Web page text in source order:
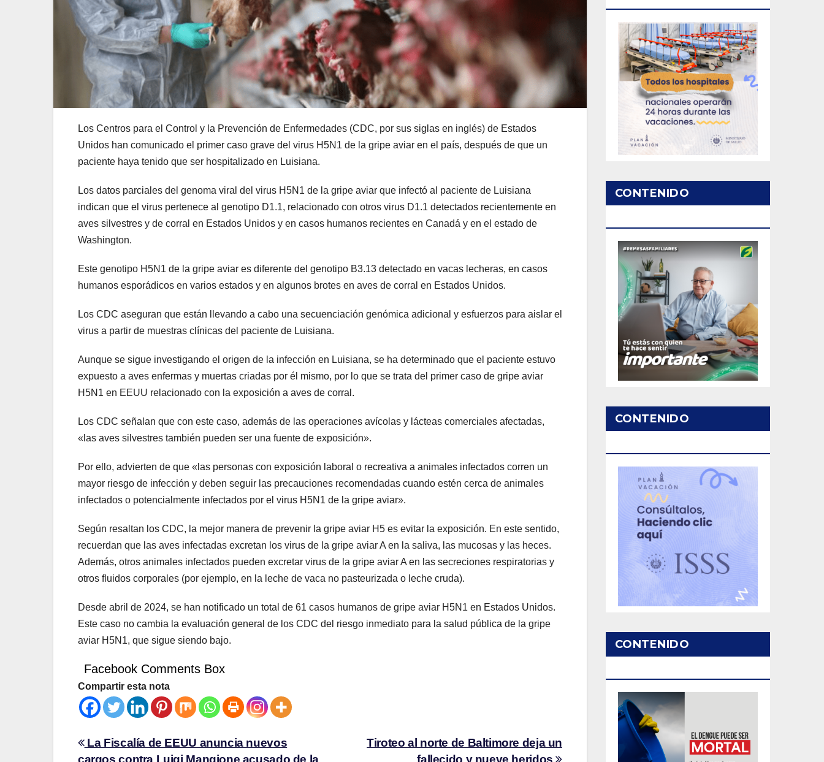
Los Centros para el Control y la Prevención de Enfermedades (CDC, por sus siglas en inglés) de Estados
Unidos han comunicado el primer caso grave del virus H5N1 de la gripe aviar en el país, después de que un
paciente haya tenido que ser hospitalizado en Luisiana.
Los datos parciales del genoma viral del virus H5N1 de la gripe aviar que infectó al paciente de Luisiana
indican que el virus pertenece al genotipo D1.1, relacionado con otros virus D1.1 detectados recientemente en
aves silvestres y de corral en Estados Unidos y en casos humanos recientes en Canadá y en el estado de
Washington.
Este genotipo H5N1 de la gripe aviar es diferente del genotipo B3.13 detectado en vacas lecheras, en casos
humanos esporádicos en varios estados y en algunos brotes en aves de corral en Estados Unidos.
Los CDC aseguran que están llevando a cabo una secuenciación genómica adicional y esfuerzos para aislar el
virus a partir de muestras clínicas del paciente de Luisiana.
Aunque se sigue investigando el origen de la infección en Luisiana, se ha determinado que el paciente estuvo
expuesto a aves enfermas y muertas criadas por él mismo, por lo que se trata del primer caso de gripe aviar
H5N1 en EEUU relacionado con la exposición a aves de corral.
Los CDC señalan que con este caso, además de las operaciones avícolas y lácteas comerciales afectadas,
«las aves silvestres también pueden ser una fuente de exposición».
Por ello, advierten de que «las personas con exposición laboral o recreativa a animales infectados corren un
mayor riesgo de infección y deben seguir las precauciones recomendadas cuando estén cerca de animales
infectados o potencialmente infectados por el virus H5N1 de la gripe aviar».
Según resaltan los CDC, la mejor manera de prevenir la gripe aviar H5 es evitar la exposición. En este sentido,
recuerdan que las aves infectadas excretan los virus de la gripe aviar A en la saliva, las mucosas y las heces.
Además, otros animales infectados pueden excretar virus de la gripe aviar A en las secreciones respiratorias y
otros fluidos corporales (por ejemplo, en la leche de vaca no pasteurizada o leche cruda).
Desde abril de 2024, se han notificado un total de 61 casos humanos de gripe aviar H5N1 en Estados Unidos.
Este caso no cambia la evaluación general de los CDC del riesgo inmediato para la salud pública de la gripe
aviar H5N1, que sigue siendo bajo.
Facebook Comments Box
Compartir esta nota
Tiroteo al norte de Baltimore deja un
fallecido y nueve heridos
La Fiscalía de EEUU anuncia nuevos
cargos contra Luigi Mangione acusado de la
CONTENIDO
CONTENIDO
CONTENIDO